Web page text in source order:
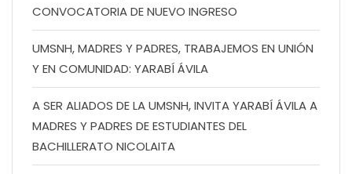
CONVOCATORIA DE NUEVO INGRESO
UMSNH, MADRES Y PADRES, TRABAJEMOS EN UNIÓN
Y EN COMUNIDAD: YARABÍ ÁVILA
A SER ALIADOS DE LA UMSNH, INVITA YARABÍ ÁVILA A
MADRES Y PADRES DE ESTUDIANTES DEL
BACHILLERATO NICOLAITA